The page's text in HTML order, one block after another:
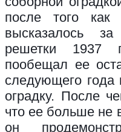
после того как
высказалось
решетки 1937
пообещал ее
следующего года
оградку. После
что ее больше не
он